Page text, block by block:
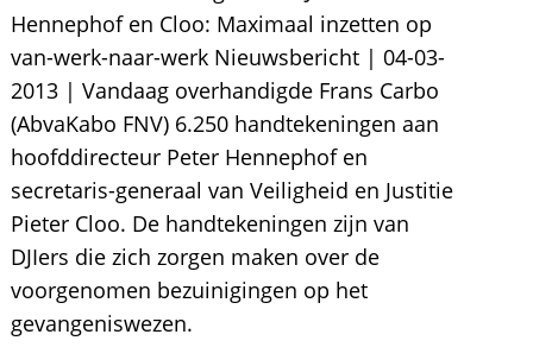
Hennephof en Cloo: Maximaal inzetten op
van-werk-naar-werk Nieuwsbericht | 04-03-
2013 | Vandaag overhandigde Frans Carbo
(AbvaKabo FNV) 6.250 handtekeningen aan
hoofddirecteur Peter Hennephof en
secretaris-generaal van Veiligheid en Justitie
Pieter Cloo. De handtekeningen zijn van
DJIers die zich zorgen maken over de
voorgenomen bezuinigingen op het
gevangeniswezen.